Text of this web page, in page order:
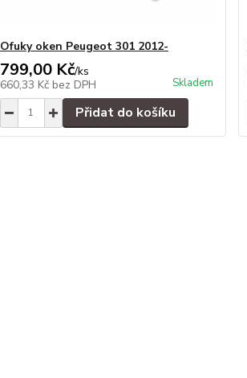
Ofuky oken Peugeot 301 2012-
799,00 Kč/ks
660,33 Kč bez DPH Skladem
Přidat do košíku